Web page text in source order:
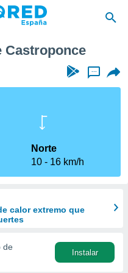
Castroponce
...
Norte
10
16 km/h
calor extremo que
de
Instalar